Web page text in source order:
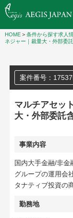
HOME > 条件から探す求人
ネジャー｜裁量大・外部委
案件番号：
マルチアセッ
大・外部委託
事業内容
国内大手金融/非金
グループの運用会
タナティブ投資の
勤務地